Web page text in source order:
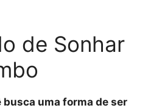
de Sonhar
uma forma de ser